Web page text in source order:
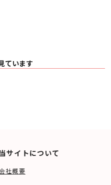
ています
当サイトについて
社概要